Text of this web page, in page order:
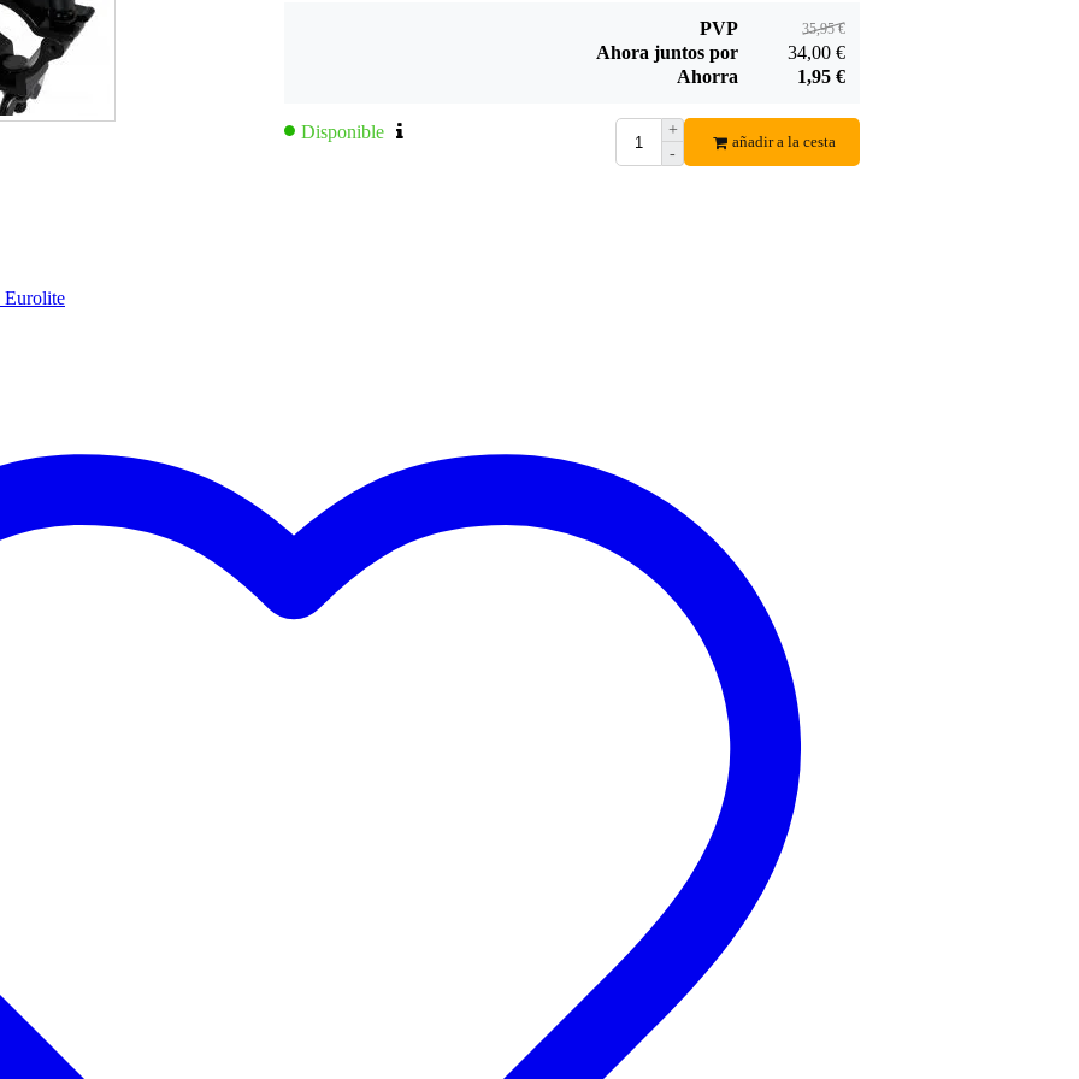
más alargada
V AC, 50 Hz
Le produit reçu n'est pas celui montré en photo. La qualité des
22 de noviembre de 2014
Escribió lo siguiente sobre
Deze Eurolite par 30 spot een van aangeschaft en
showtecE27/75W flood erin.
Een mooie lamp die je alle kanten op kunt richten. Ik heb het
en er een wit snoer van 3 meter aangezet om bij het
Het wisselen van het snoer ging super eenvoudig.
- lamp is redelijk compact
- breed inzetbaar
- filterhouder meegeleverd
- erg kort snoer met stekker
Traducir esta reseña al español
Paul B.
PVP 35,95 €
Ahora juntos por
34,00 €
Ahorra
1,95 €
Disponible
+
-
añadir a la cesta
Eurolite